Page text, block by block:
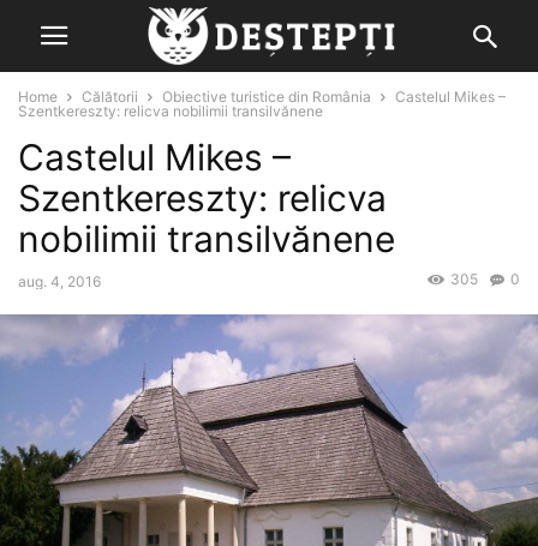
Home Călătorii Obiective turistice din România
Castelul Mikes –
Szentkereszty: relicva nobilimii transilvănene
Castelul Mikes –
Szentkereszty: relicva
nobilimii transilvănene
aug. 4, 2016 0
305